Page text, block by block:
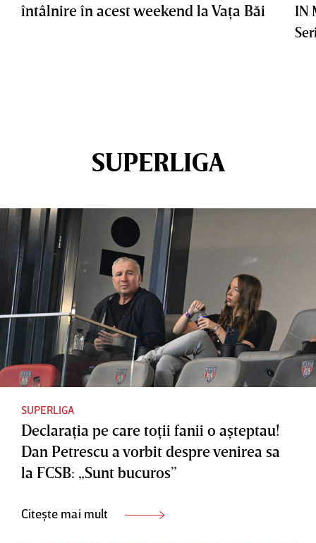
întâlnire în acest weekend la Vaţa Băi
IN
SUPERLIGA
SUPERLIGA
Declaraţia pe care toţii fanii o aşteptau!
Dan Petrescu a vorbit despre venirea sa
la FCSB: „Sunt bucuros”
Citește mai mult